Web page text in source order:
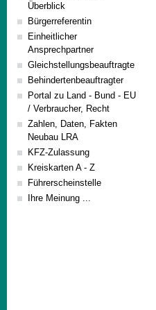
Überblick
Bürgerreferentin
Einheitlicher
Ansprechpartner
Gleichstellungsbeauftragte
Behindertenbeauftragter
Portal zu Land - Bund - EU
/ Verbraucher, Recht
Zahlen, Daten, Fakten
Neubau LRA
KFZ-Zulassung
Kreiskarten A - Z
Führerscheinstelle
Ihre Meinung ...